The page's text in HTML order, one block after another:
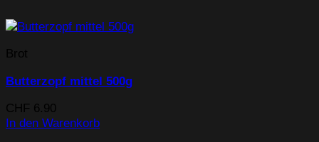
Brot
Butterzopf mittel 500g
CHF 6.90
In den Warenkorb